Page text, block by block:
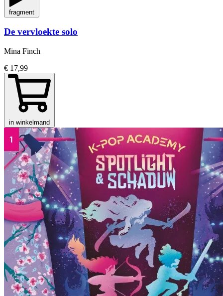
fragment
De vervloekte solo
Mina Finch
€ 17,99
in winkelmand